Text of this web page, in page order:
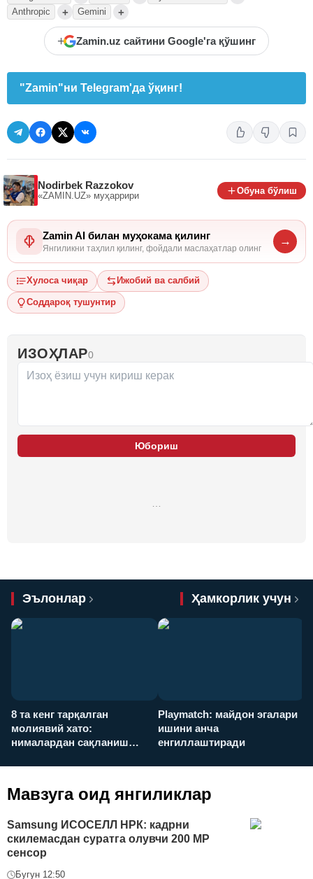
Anthropic + Gemini +
+ Zamin.uz сайтини Google'га қўшинг
"Zamin"ни Telegram'да ўқинг!
Nodirbek Razzokov
«ZAMIN.UZ» муҳаррири
Обуна бўлиш
Zamin AI билан муҳокама қилинг
Янгиликни таҳлил қилинг, фойдали маслаҳатлар олинг
→
Хулоса чиқар Ижобий ва салбий
Соддароқ тушунтир
ИЗОҲЛАР0
Юбориш
…
Эълонлар Ҳамкорлик учун
8 та кенг тарқалган
молиявий хато:
нималардан сақланиш
Playmatch: майдон эгалари
ишини анча
енгиллаштиради
Мавзуга оид янгиликлар
Samsung ИСОСEЛЛ HPК: кадрни
скилемасдан суратга олувчи 200 MP
сенсор
Бугун 12:50